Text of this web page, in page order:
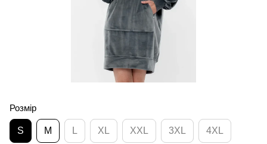
Розмір
S M L XL XXL 3XL 4XL